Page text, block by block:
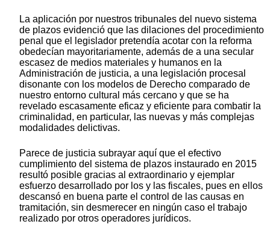
La aplicación por nuestros tribunales del nuevo sistema
de plazos evidenció que las dilaciones del procedimiento
penal que el legislador pretendía acotar con la reforma
obedecían mayoritariamente, además de a una secular
escasez de medios materiales y humanos en la
Administración de justicia, a una legislación procesal
disonante con los modelos de Derecho comparado de
nuestro entorno cultural más cercano y que se ha
revelado escasamente eficaz y eficiente para combatir la
criminalidad, en particular, las nuevas y más complejas
modalidades delictivas.
Parece de justicia subrayar aquí que el efectivo
cumplimiento del sistema de plazos instaurado en 2015
resultó posible gracias al extraordinario y ejemplar
esfuerzo desarrollado por los y las fiscales, pues en ellos
descansó en buena parte el control de las causas en
tramitación, sin desmerecer en ningún caso el trabajo
realizado por otros operadores jurídicos.